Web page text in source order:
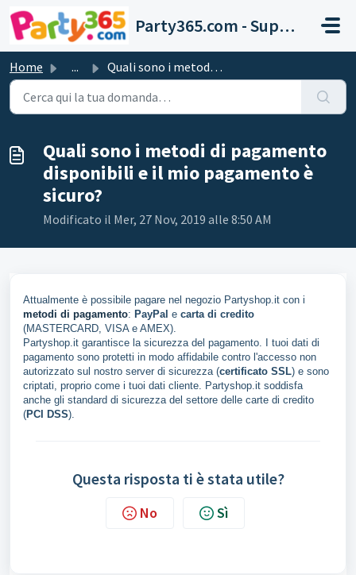
Salta al contenuto principale
Party365.com - Support
Home ... Quali sono i metodi di pagamento disponibili e il mio pag...
Quali sono i metodi di pagamento
disponibili e il mio pagamento è
sicuro?
Modificato il Mer, 27 Nov, 2019 alle 8:50 AM
Attualmente è possibile pagare nel negozio Partyshop.it con i
metodi di pagamento: PayPal e carta di credito
(MASTERCARD, VISA e AMEX).
Partyshop.it garantisce la sicurezza del pagamento. I tuoi dati di
pagamento sono protetti in modo affidabile contro l'accesso non
autorizzato sul nostro server di sicurezza (certificato SSL) e sono
criptati, proprio come i tuoi dati cliente. Partyshop.it soddisfa
anche gli standard di sicurezza del settore delle carte di credito
(PCI DSS).
Questa risposta ti è stata utile?
No Sì